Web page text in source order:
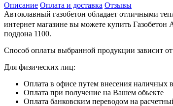
Описание Оплата и доставка Отзывы
Автоклавный газобетон обладает отличными
интернет магазине вы можете купить
поддона 1100.
Способ оплаты выбранной продукции зависит от
Для физических лиц:
Оплата в офисе путем внесения наличных
Оплата при получение на Вашем обьекте
Оплата банковским переводом на